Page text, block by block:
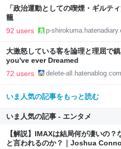
「政治運動としての喫煙・ギルテ
籠
92 users p-
大激怒している客を論理と理屈で
you've ever Dreamed
72 users delete-all.hatenablog.com
いま人気の記事をもっと読む
いま人気の記事 - エンタメ
【解説】IMAXは結局何が凄いの？
と言われるのか？｜Joshua